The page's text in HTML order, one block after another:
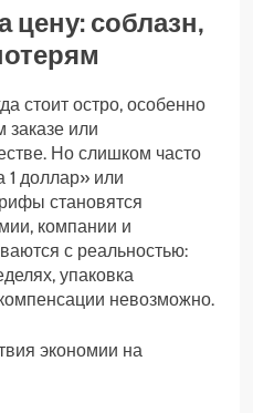
цену: соблазн,
стоит остро, особенно
заказе или
Но слишком часто
1 доллар» или
становятся
компании и
с реальностью:
упаковка
невозможно.
экономии на